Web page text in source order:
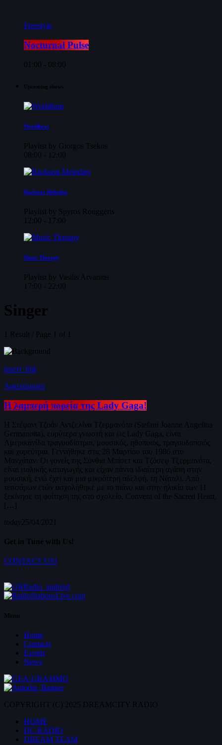
Freestyle
Nocturnal Pulse
01:00 - 08:00
Upcoming shows
Worldbeat
Playlist by Giorgos Tsekos
08:00 - 12:00
Backseat Melodies
Playlist by Spyros Rouggeris
12:00 - 17:00
Music Therapy
Playlist by Vasilis Arvanitis
17:00 - 22:00
Singer
1 Result / Page 1 of 1
insert_link
Αφιερώματα
Η λαμπερή πορεία της Lady Gaga!
Η Στέφανι Τζοάν Αντζελίνα Τζερμανότα (Stefani Joanne Angelina
Germanotta), ευρύτερα γνωστή και ως Lady Gaga, είναι
Αμερικανίδα τραγουδίστρια, μουσικός, ηθοποιός, τραγουδοποιός
και χορεύτρια. Γεννήθηκε στις 28 Μαρτίου του 1986 στο
Μανχάταν. Οι γονείς της Σύνθια Μπίσετ και Τζόσεφ Τζερμανότα,
είναι ιταλικής καταγωγής και είχαν πάντα ιδιαίτερη αγάπη στην
μουσική, ενώ έχει και μια μικρότερη αδελφή, τη Νάταλι. Από
τεσσάρων ετών ασχολήθηκε με το πιάνο και στην ηλικία των 11
ξεκίνησε τη φοίτηση της στο σχολείο, Convent of the Sacred Heart,
[…]
today 25/04/2021
Get in Tune with Us!
CONTACT US!
Menu
Home
Contacts
Events
News
COPYRIGHT (C) 2025 DREAMCITY RADIO
HOME
DC RADIO
DREAM TEAM